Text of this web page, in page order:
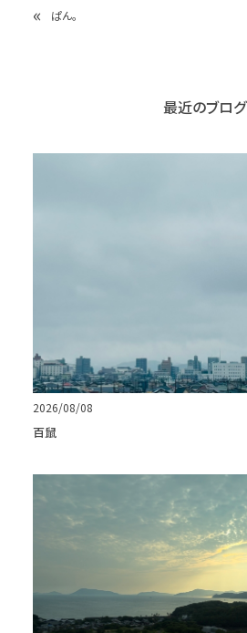
« ぱん。
最近のブログ
2026/08/08
百鼠